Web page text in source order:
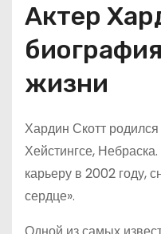
Актер
жизни
Хардин Скотт родился
Хейстингсе,
карьеру в 2002 году,
сердце».